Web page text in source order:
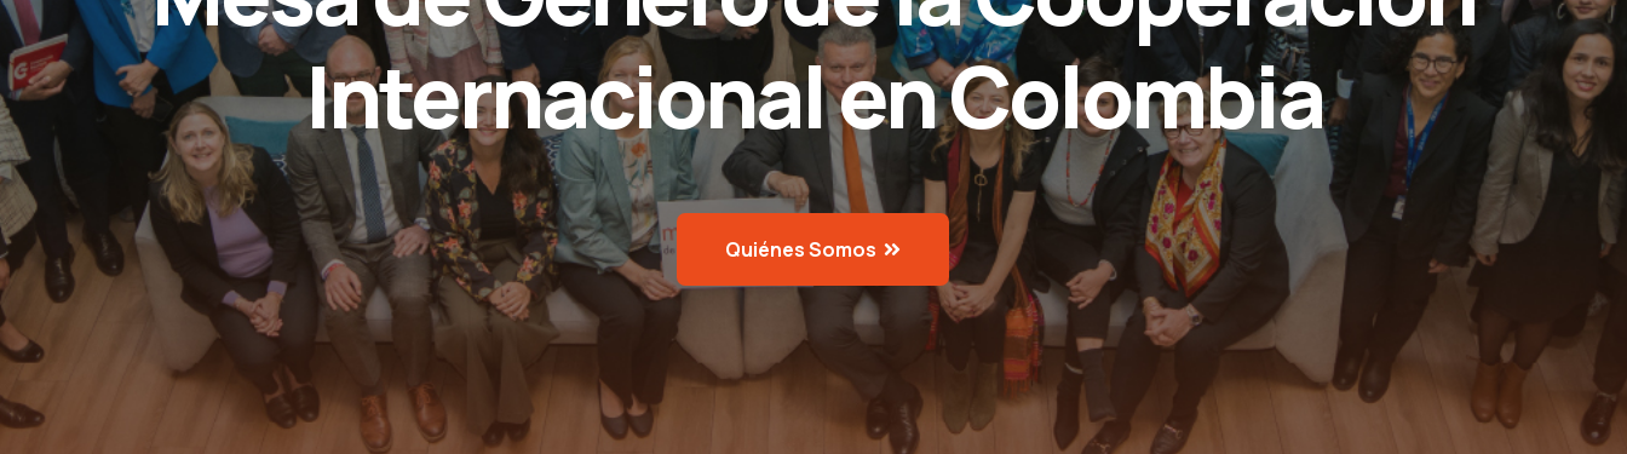
Internacional en Colombia
Quiénes Somos